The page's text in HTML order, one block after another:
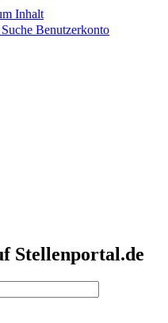
Inhalt
Benutzerkonto
Stellenportal.de